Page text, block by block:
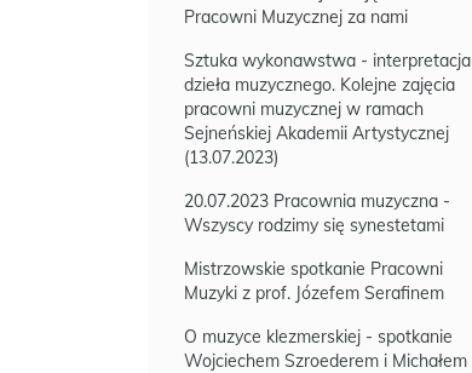
Pracowni Muzycznej za nami
Sztuka wykonawstwa - interpretacja
dzieła muzycznego. Kolejne zajęcia
pracowni muzycznej w ramach
Sejneńskiej Akademii Artystycznej
(13.07.2023)
20.07.2023 Pracownia muzyczna -
Wszyscy rodzimy się synestetami
Mistrzowskie spotkanie Pracowni
Muzyki z prof. Józefem Serafinem
O muzyce klezmerskiej - spotkanie
Wojciechem Szroederem i Michałem